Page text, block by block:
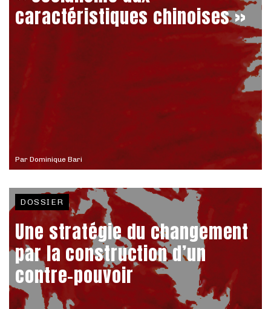
Par Dominique Bari
caractéristiques chinoises »
DOSSIER
Une stratégie du changement
par la construction d’un
contre-pouvoir